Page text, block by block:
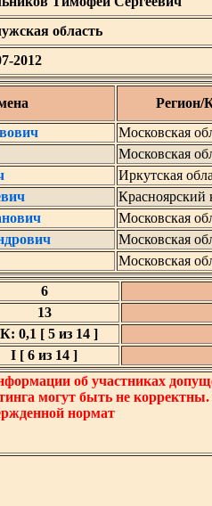
область
2012
Регион/
Московская
Московская
Иркутская
Красноярский
Московская
Московская
Московская
6
13
0,1 [ 5 из 14 ]
I [ 6 из 14 ]
об участниках
могут быть не
нормат